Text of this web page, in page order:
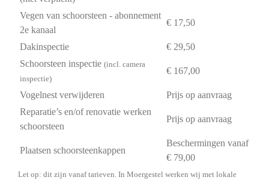
Vegen van schoorsteen - abonnement
2e kanaal
€ 17,50
Dakinspectie
€ 29,50
Schoorsteen inspectie (incl. camera
inspectie)
€ 167,00
Vogelnest verwijderen
Prijs op aanvraag
Reparatie’s en/of renovatie werken
schoorsteen
Prijs op aanvraag
Plaatsen schoorsteenkappen
Beschermingen vanaf
€ 79,00
Let op: dit zijn vanaf tarieven. In Moergestel werken wij met lokale